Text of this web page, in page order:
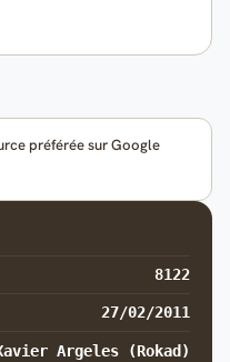
préférée sur Google
8122
27/02/2011
Argeles (Rokad)